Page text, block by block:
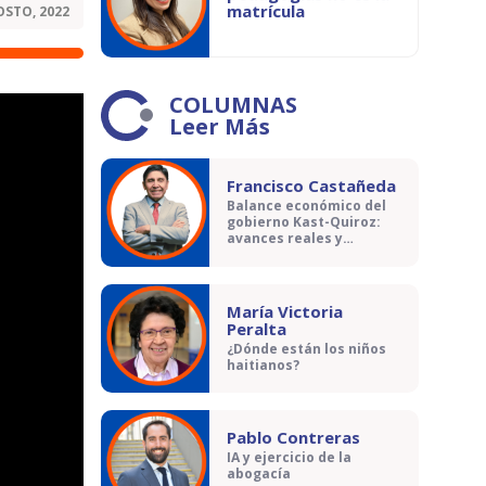
2022
matrícula
COLUMNAS
Leer Más
Francisco Castañeda
Balance económico del
gobierno Kast-Quiroz:
avances reales y
María Victoria
Peralta
¿Dónde están los niños
haitianos?
Pablo Contreras
IA y ejercicio de la
abogacía